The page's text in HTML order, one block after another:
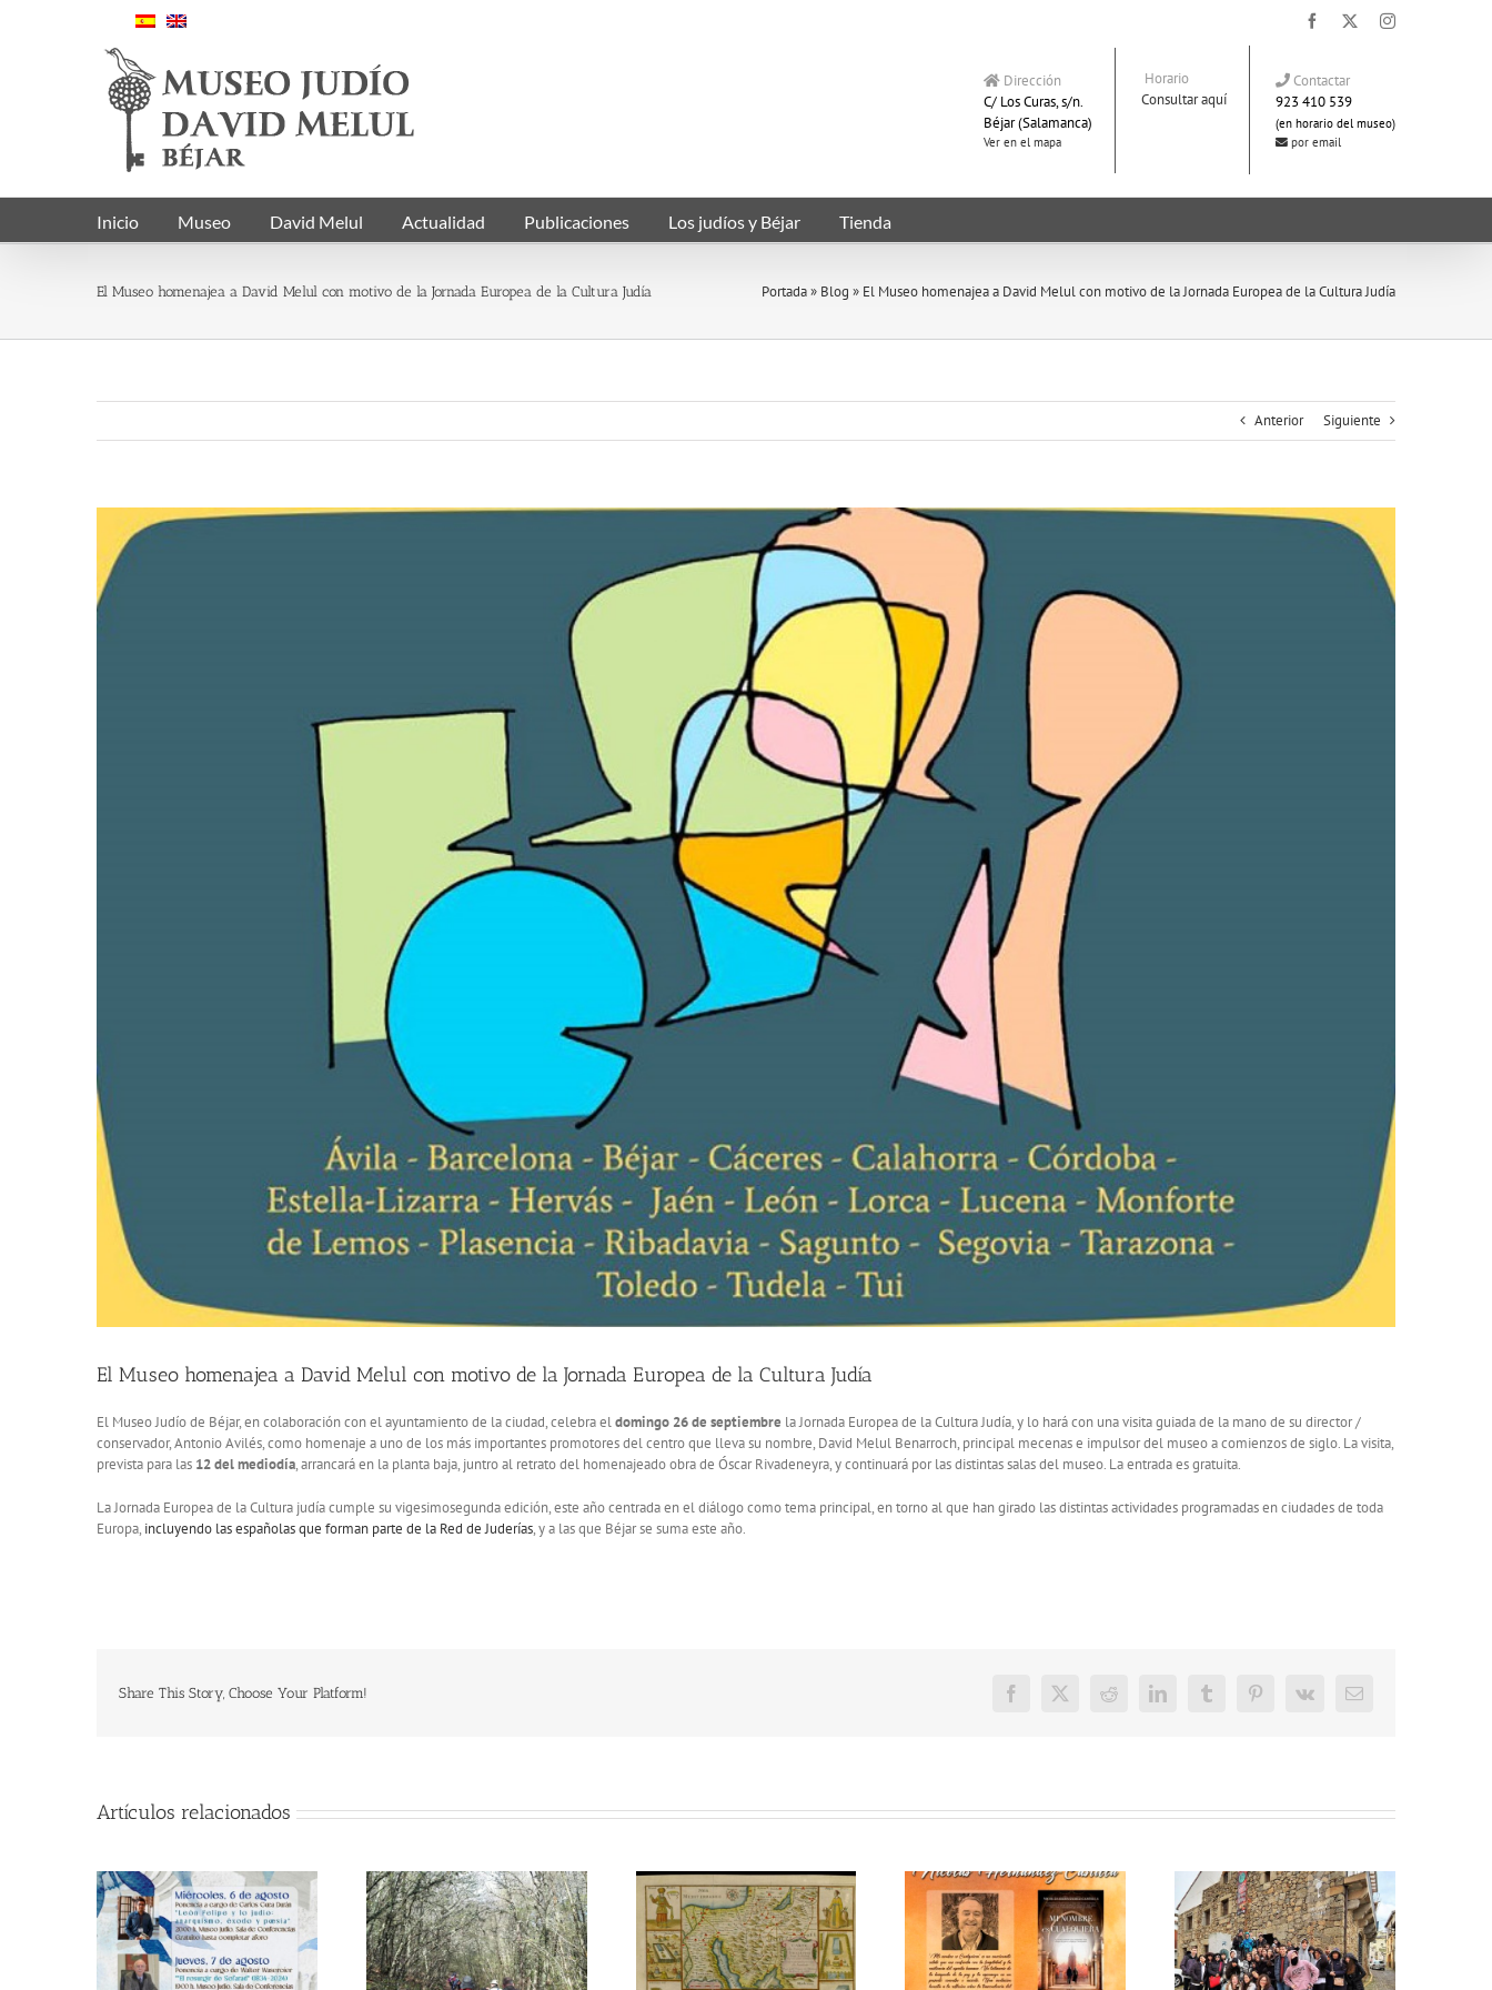
Facebook Instagram
Dirección
C/ Los Curas, s/n.
Béjar (Salamanca)
Ver en el mapa
Horario
Consultar aquí
Contactar
923 410 539
(en horario del museo)
por email
Inicio Museo David Melul Actualidad Publicaciones Los judíos y Béjar Tienda
El Museo homenajea a David Melul con motivo de la Jornada Europea de la Cultura Judía Portada» Blog » El Museo homenajea a David Melul con motivo de la Jornada Europea de la Cultura Judía
Anterior Siguiente
El Museo homenajea a David Melul con motivo de la Jornada Europea de la Cultura Judía
El Museo Judío de Béjar, en colaboración con el ayuntamiento de la ciudad, celebra eldomingo 26 de septiembre la Jornada Europea de la Cultura Judía, y lo hará con una visita guiada de la mano de su director /
conservador, Antonio Avilés, como homenaje a uno de los más importantes promotores del centro que lleva su nombre, David Melul Benarroch, principal mecenas e impulsor del museo a comienzos de siglo. La visita,
prevista para las 12 del mediodía, arrancará en la planta baja, juntro al retrato del homenajeado obra de Óscar Rivadeneyra, y continuará por las distintas salas del museo. La entrada es gratuita.
La Jornada Europea de la Cultura judía cumple su vigesimosegunda edición, este año centrada en el diálogo como tema principal, en torno al que han girado las distintas actividades programadas en ciudades de toda
Europa,incluyendo las españolas que forman parte de la Red de Juderías, y a las que Béjar se suma este año.
Share This Story, Choose Your Platform! Facebook
X Reddit LinkedInTumblrPinterest
Vk
Correo
Artículos relacionados